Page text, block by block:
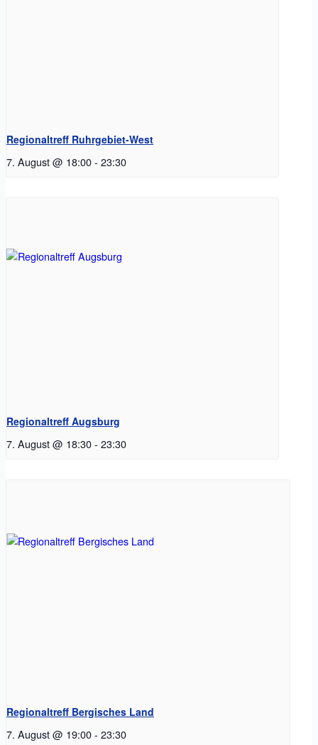
Regionaltreff Ruhrgebiet-West
7. August @ 18:00- 23:30
Regionaltreff Augsburg
7. August @ 18:30- 23:30
Regionaltreff Bergisches Land
7. August @ 19:00- 23:30